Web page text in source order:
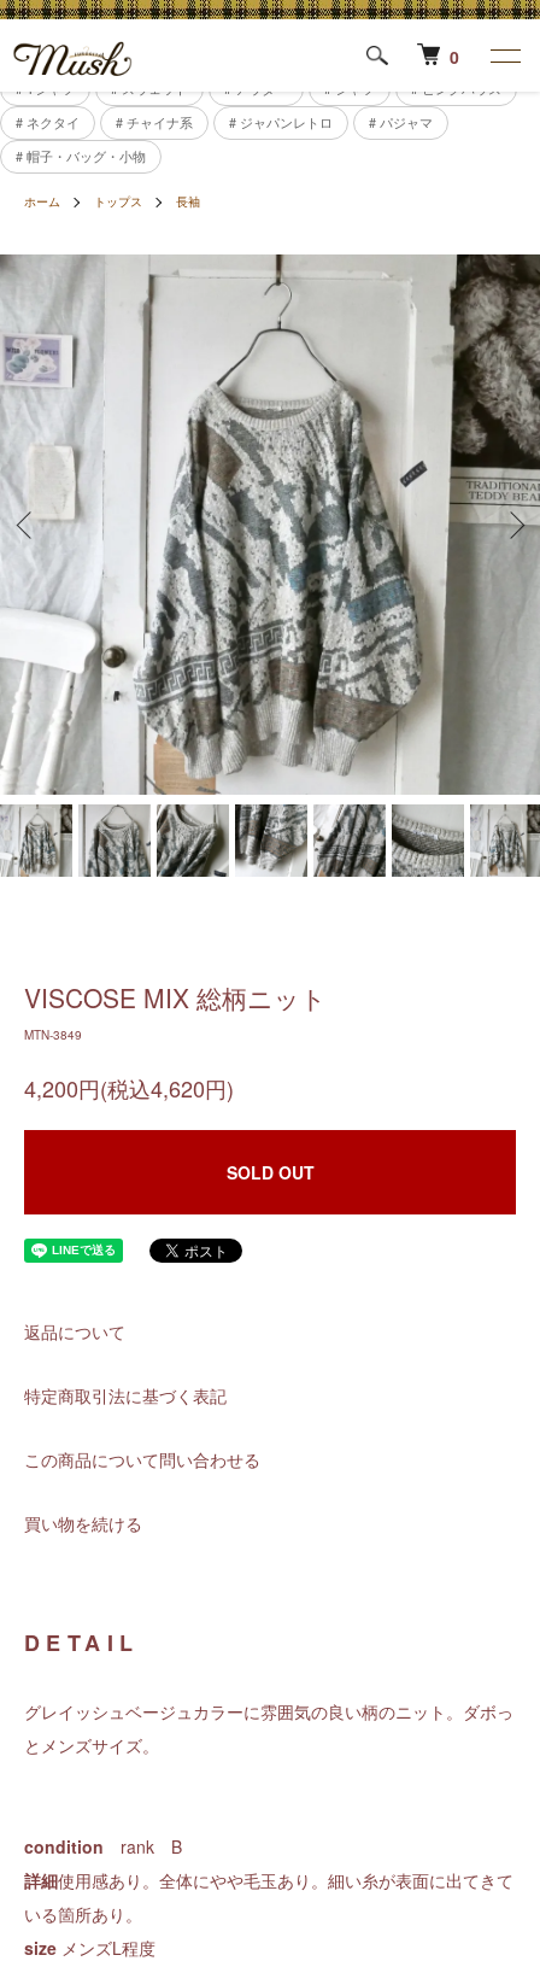
0
# Tシャツ # スウェット # アウター # シャツ
# ピンクハウス
# ネクタイ
# チャイナ系 # ジャパンレトロ
# パジャマ
# 帽子・バッグ・小物
ホーム トップス 長袖
VISCOSE MIX 総柄ニット
MTN-3849
4,200円(税込4,620円)
SOLD OUT
返品について
特定商取引法に基づく表記
この商品について問い合わせる
買い物を続ける
DETAIL
グレイッシュベージュカラーに雰囲気の良い柄のニット。ダボっ
とメンズサイズ。
condition rank B
詳細使用感あり。全体にやや毛玉あり。細い糸が表面に出てきて
いる箇所あり。
size メンズL程度